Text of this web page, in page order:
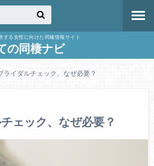
する女性に向けた同棲情報サイト
の同棲ナビ
ライダルチェック、なぜ必要？
ェック、なぜ必要？